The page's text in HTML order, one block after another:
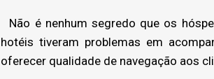
Não é nenhum segredo que os
hotéis tiveram problemas em
oferecer qualidade de navegação aos